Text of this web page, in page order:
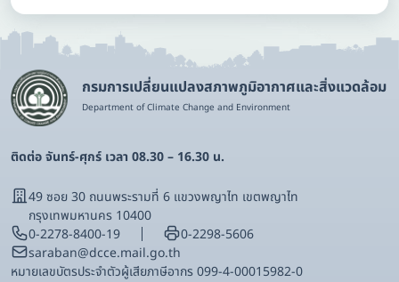
กรมการเปลี่ยนแปลงสภาพภูมิอากาศและสิ่งแวดล้อม
Department of Climate Change and Environment
ติดต่อ จันทร์-ศุกร์ เวลา 08.30 – 16.30 น.
49 ซอย 30 ถนนพระรามที่ 6 แขวงพญาไท เขตพญาไท
กรุงเทพมหานคร 10400
0-2278-8400-19
0-2298-5606
saraban@dcce.mail.go.th
หมายเลขบัตรประจําตัวผู้เสียภาษีอากร 099-4-00015982-0